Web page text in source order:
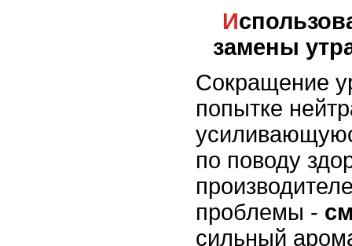
И
замены
Сокращение
попытке
по поводу
проблемы -
сильный